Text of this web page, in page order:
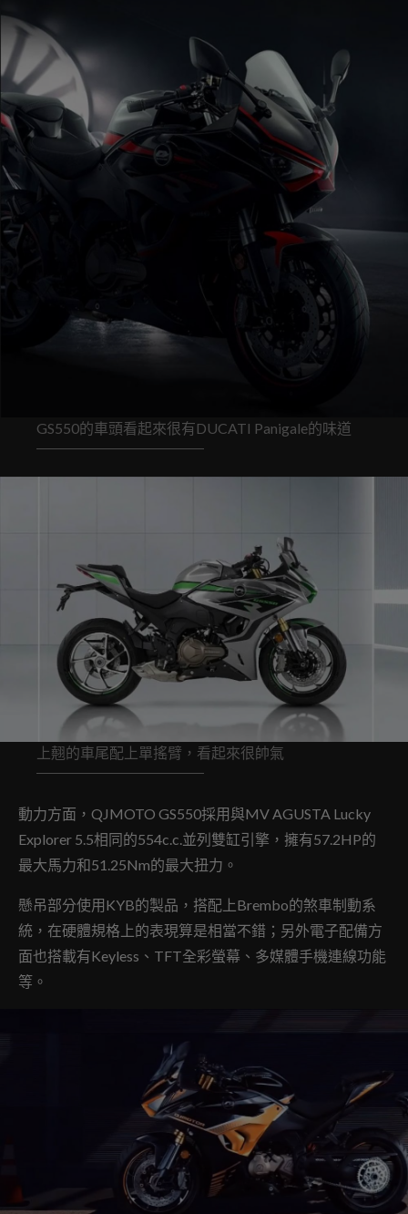
GS550的車頭看起來很有DUCATI Panigale的味道
上翹的車尾配上單搖臂，看起來很帥氣
動力方面，QJMOTO GS550採用與MV AGUSTA Lucky
Explorer 5.5相同的554c.c.並列雙缸引擎，擁有57.2HP的
最大馬力和51.25Nm的最大扭力。
懸吊部分使用KYB的製品，搭配上Brembo的煞車制動系
統，在硬體規格上的表現算是相當不錯；另外電子配備方
面也搭載有Keyless、TFT全彩螢幕、多媒體手機連線功能
等。